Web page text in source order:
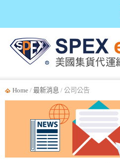
Home / 最新消息 / 公司公告